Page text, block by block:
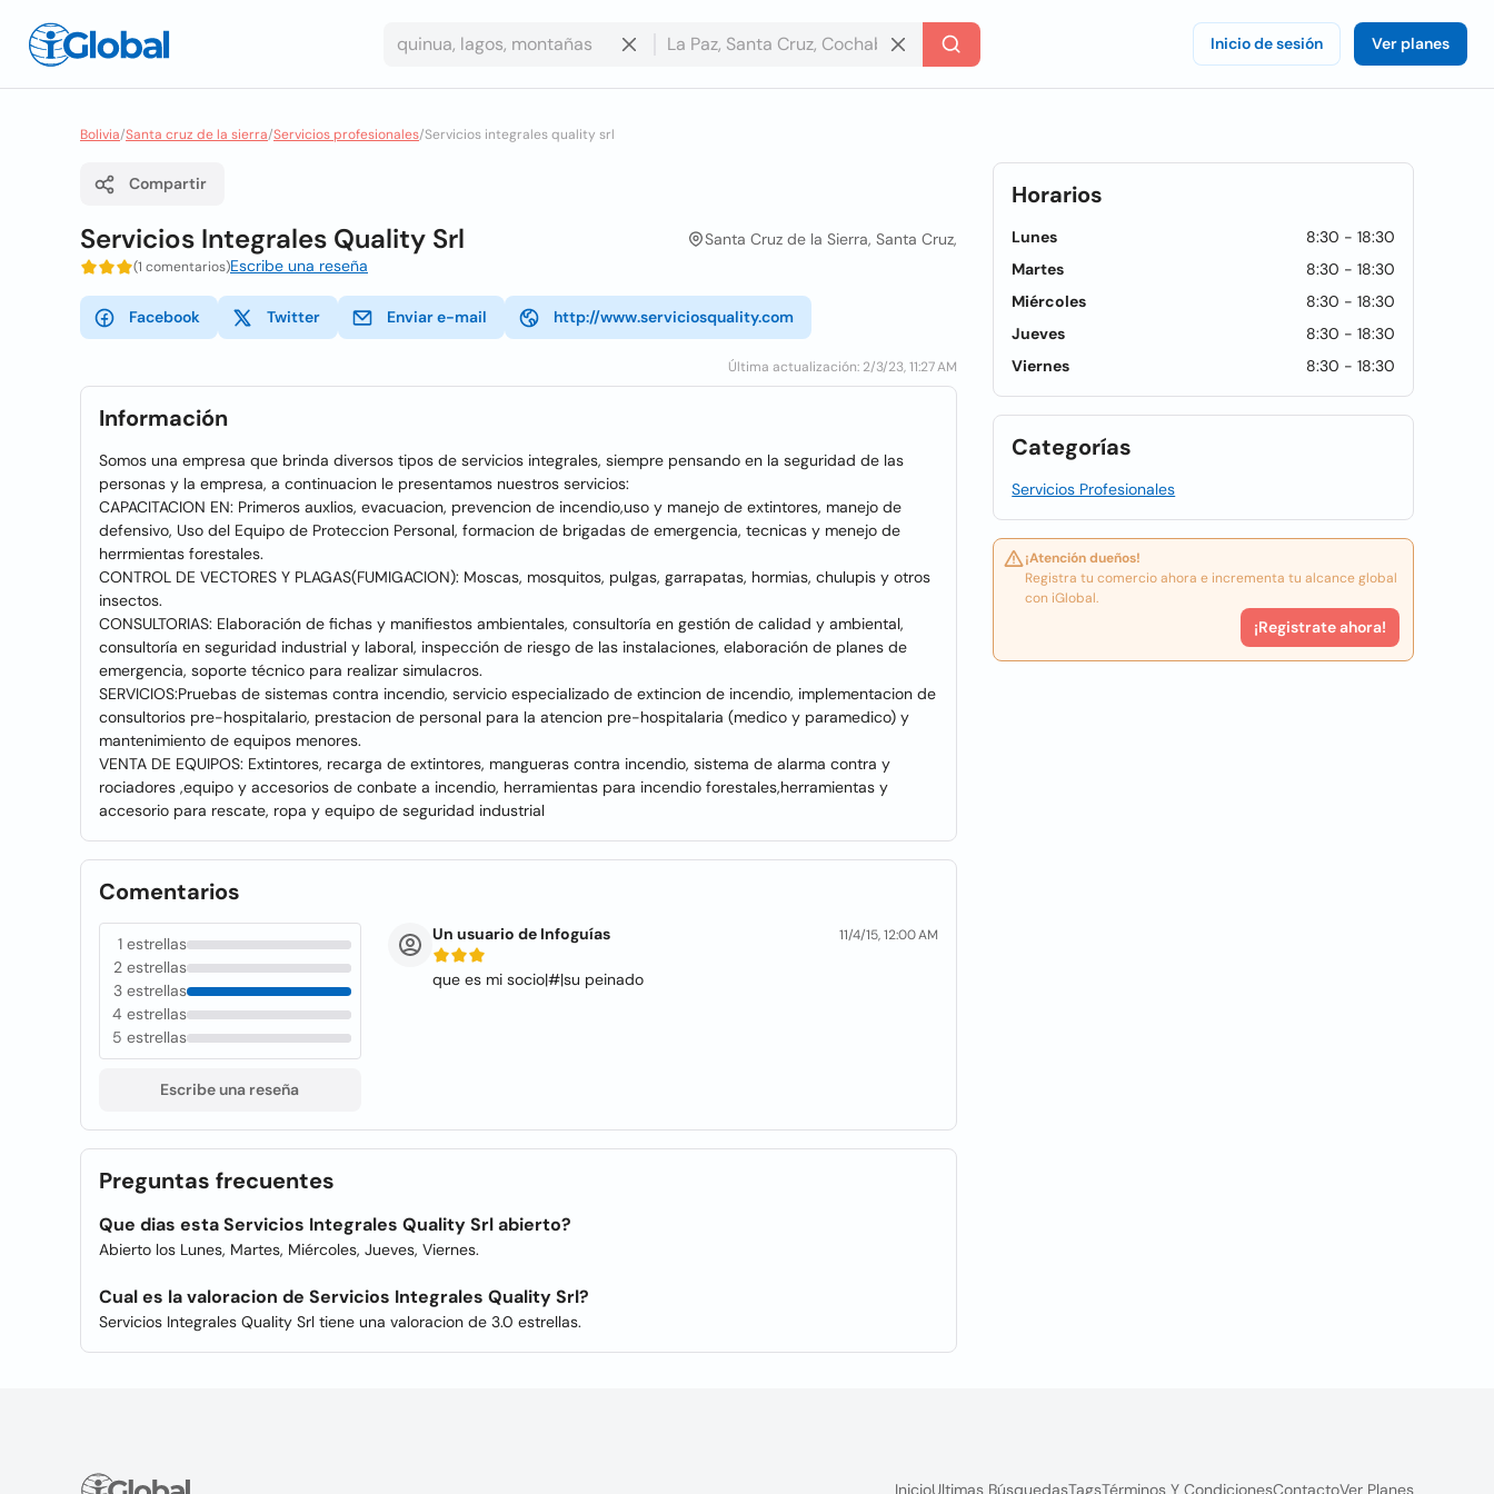
Inicio de sesión Ver planes
Bolivia/Santa cruz de la sierra/Servicios profesionales/Servicios integrales quality srl
Compartir
Servicios Integrales Quality Srl Santa Cruz de la Sierra, Santa Cruz,
(1 comentarios)Escribe una reseña
Facebook Twitter Enviar e-mail http://www.serviciosquality.com
Última actualización: 2/3/23, 11:27 AM
Información
Somos una empresa que brinda diversos tipos de servicios integrales, siempre pensando en la seguridad de las
personas y la empresa, a continuacion le presentamos nuestros servicios:
CAPACITACION EN: Primeros auxlios, evacuacion, prevencion de incendio,uso y manejo de extintores, manejo de
defensivo, Uso del Equipo de Proteccion Personal, formacion de brigadas de emergencia, tecnicas y menejo de
herrmientas forestales.
CONTROL DE VECTORES Y PLAGAS(FUMIGACION): Moscas, mosquitos, pulgas, garrapatas, hormias, chulupis y otros
insectos.
CONSULTORIAS: Elaboración de fichas y manifiestos ambientales, consultoría en gestión de calidad y ambiental,
consultoría en seguridad industrial y laboral, inspección de riesgo de las instalaciones, elaboración de planes de
emergencia, soporte técnico para realizar simulacros.
SERVICIOS:Pruebas de sistemas contra incendio, servicio especializado de extincion de incendio, implementacion de
consultorios pre-hospitalario, prestacion de personal para la atencion pre-hospitalaria (medico y paramedico) y
mantenimiento de equipos menores.
VENTA DE EQUIPOS: Extintores, recarga de extintores, mangueras contra incendio, sistema de alarma contra y
rociadores ,equipo y accesorios de conbate a incendio, herramientas para incendio forestales,herramientas y
accesorio para rescate, ropa y equipo de seguridad industrial
Comentarios
1 estrellas
2 estrellas
3 estrellas
4 estrellas
5 estrellas
Escribe una reseña
Un usuario de Infoguías 11/4/15, 12:00 AM
que es mi socio|#|su peinado
Preguntas frecuentes
Que dias esta Servicios Integrales Quality Srl abierto?
Abierto los Lunes, Martes, Miércoles, Jueves, Viernes.
Cual es la valoracion de Servicios Integrales Quality Srl?
Servicios Integrales Quality Srl tiene una valoracion de 3.0 estrellas.
Horarios
Lunes
8:30 - 18:30
Martes
8:30 - 18:30
Miércoles
8:30 - 18:30
Jueves
8:30 - 18:30
Viernes
8:30 - 18:30
Categorías
Servicios Profesionales
¡Atención dueños!
Registra tu comercio ahora e incrementa tu alcance global
con iGlobal.
¡Registrate ahora!
InicioUltimas BúsquedasTagsTérminos Y CondicionesContactoVer Planes